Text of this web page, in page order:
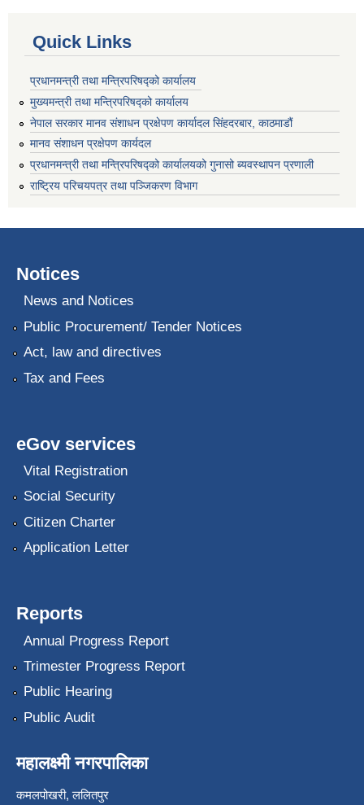
Quick Links
प्रधानमन्त्री तथा मन्त्रिपरिषद्को कार्यालय
मुख्यमन्त्री तथा मन्त्रिपरिषद्को कार्यालय
नेपाल सरकार मानव संशाधन प्रक्षेपण कार्यादल सिंहदरबार, काठमाडौं
मानव संशाधन प्रक्षेपण कार्यदल
प्रधानमन्त्री तथा मन्त्रिपरिषद्को कार्यालयको गुनासो ब्यवस्थापन प्रणाली
राष्ट्रिय परिचयपत्र तथा पञ्जिकरण विभाग
Notices
News and Notices
Public Procurement/ Tender Notices
Act, law and directives
Tax and Fees
eGov services
Vital Registration
Social Security
Citizen Charter
Application Letter
Reports
Annual Progress Report
Trimester Progress Report
Public Hearing
Public Audit
महालक्ष्मी नगरपालिका
कमलपोखरी, ललितपुर